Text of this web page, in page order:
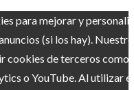
para mejorar y
(si los hay). Nuestro
cookies de terceros como
o YouTube. Al utilizar el